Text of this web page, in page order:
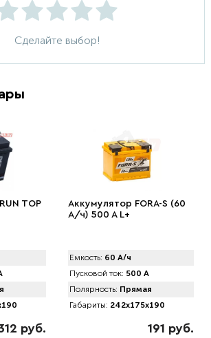
Сделайте выбор!
TOP
руб.
Аккумулятор FORA-S (60
А/ч) 500 A L+
Емкость: 60 А/ч
Пусковой ток: 500 А
Полярность: Прямая
Габариты: 242x175x190
191 руб.